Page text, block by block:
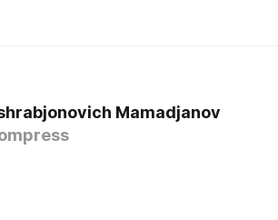
Mamadjanov